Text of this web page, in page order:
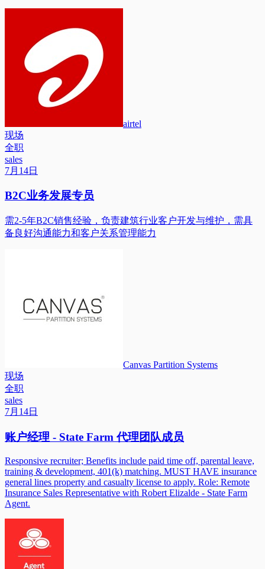
airtel
现场
全职
sales
7月14日
B2C业务发展专员
需2-5年B2C销售经验，负责建筑行业客户开发与维护，需具
备良好沟通能力和客户关系管理能力
Canvas Partition Systems
现场
全职
sales
7月14日
账户经理 - State Farm 代理团队成员
Responsive recruiter; Benefits include paid time off, parental leave,
training & development, 401(k) matching. MUST HAVE insurance
general lines property and casualty license to apply. Role: Remote
Insurance Sales Representative with Robert Elizalde - State Farm
Agent.